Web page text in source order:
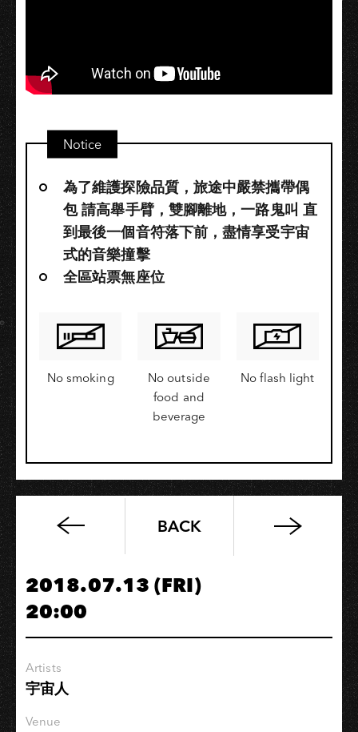
Notice
為了維護探險品質，旅途中嚴禁攜帶偶
包 請高舉手臂，雙腳離地，一路鬼叫 直
到最後一個音符落下前，盡情享受宇宙
式的音樂撞擊
全區站票無座位
No smoking
No outside
food and
beverage
No flash light
US:WE
w/GLDN(JP)
GLDN╳US:WE
Releasing
Tour
2018
BACK
2018.07.13 (FRI)
20:00
Artists
宇宙人
Venue